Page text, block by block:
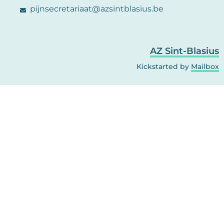
pijnsecretariaat@azsintblasius.be
AZ Sint-Blasius
Kickstarted by Mailbox